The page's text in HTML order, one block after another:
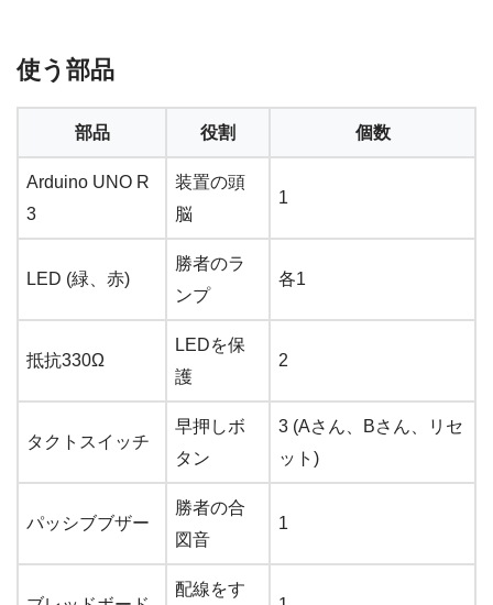
使う部品
部品 役割 個数
Arduino UNO R
3
装置の頭
脳
1
LED (緑、赤)
勝者のラ
ンプ
各1
抵抗330Ω
LEDを保
護
2
タクトスイッチ
早押しボ
タン
3 (Aさん、Bさん、リセ
ット)
パッシブブザー
勝者の合
図音
1
配線をす